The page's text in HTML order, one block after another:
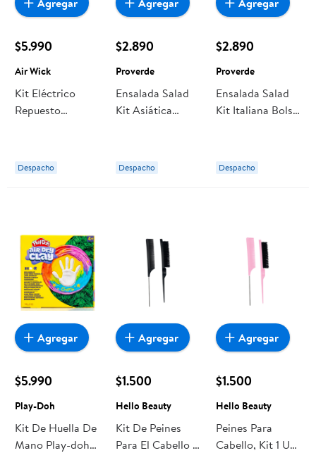
$5.990
Air Wick
Kit Eléctrico
Repuesto
Blister 21 ml Air
Wick
Despacho
$2.890
Proverde
Ensalada Salad
Kit Asiática
Despacho
$2.890
Proverde
Ensalada Salad
Kit Italiana Bolsa
Despacho
$5.990
Play-Doh
Kit De Huella De
Mano Play-doh
Agregar
$1.500
Hello Beauty
Kit De Peines
Para El Cabello 1
Agregar
$1.500
Hello Beauty
Peines Para
Cabello, Kit 1 Un
Agregar